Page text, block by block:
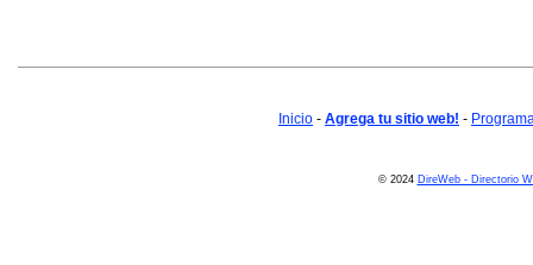
Inicio - Agrega tu sitio web! -
© 2024 DireWeb - Directorio